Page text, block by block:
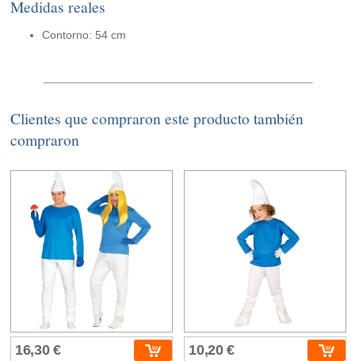
Medidas reales
Contorno: 54 cm
Clientes que compraron este producto también
compraron
16,30 € 10,20 €